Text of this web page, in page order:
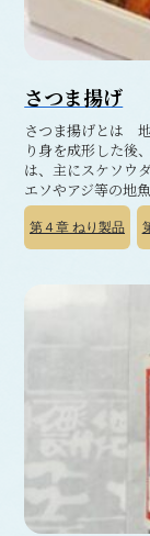
さつま揚げ
さつま揚げとは
り身を成形した後
は、主にスケソウ
エソやアジ等の地
第４章 ねり製品